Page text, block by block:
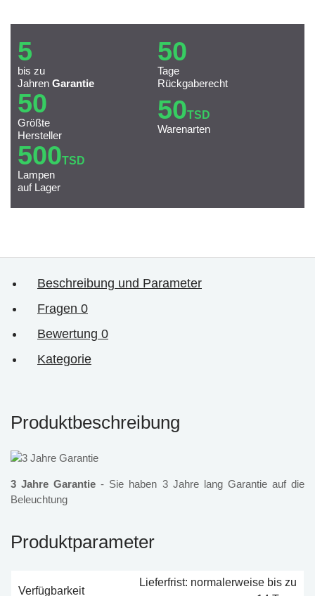
5
bis zu
Jahren Garantie
50
Tage
Rückgaberecht
50
Größte
Hersteller
50TSD
Warenarten
500TSD
Lampen
auf Lager
Beschreibung und Parameter
Fragen 0
Bewertung 0
Kategorie
Produktbeschreibung
3 Jahre Garantie - Sie haben 3 Jahre lang Garantie auf die
Beleuchtung
Produktparameter
Verfügbarkeit
Lieferfrist: normalerweise bis zu